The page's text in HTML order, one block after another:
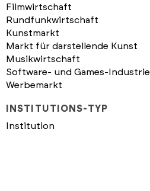
Filmwirtschaft
Rundfunkwirtschaft
Kunstmarkt
Markt für darstellende Kunst
Musikwirtschaft
Software- und Games-Industrie
Werbemarkt
INSTITUTIONS-TYP
Institution